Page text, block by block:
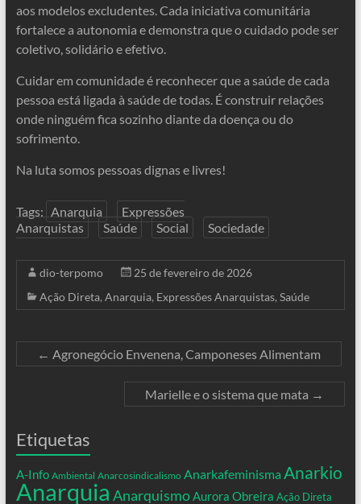
aos modelos excludentes. Cada iniciativa comunitária
fortalece a autonomia e demonstra que o cuidado pode ser
coletivo, solidário e efetivo.
Cuidar em comunidade é reconhecer que a saúde de cada
pessoa está ligada à saúde de todas. É construir relações
onde ninguém fica sozinho diante da doença ou do
sofrimento.
Na luta somos pessoas dignas e livres!
Tags: Anarquia
Expressões
Anarquistas
Saúde Social Sociedade
dio-terpomo
25 de fevereiro de 2026
Ação Direta, Anarquia, Expressões Anarquistas, Saúde
← Agronegócio Envenena, Camponeses Alimentam
Marielle e o sistema que mata →
Etiquetas
A-Info Ambiental Anarcosindicalismo Anarkafeminisma Anarkio
Anarquia AnarquismoAurora Obreira Ação Direta